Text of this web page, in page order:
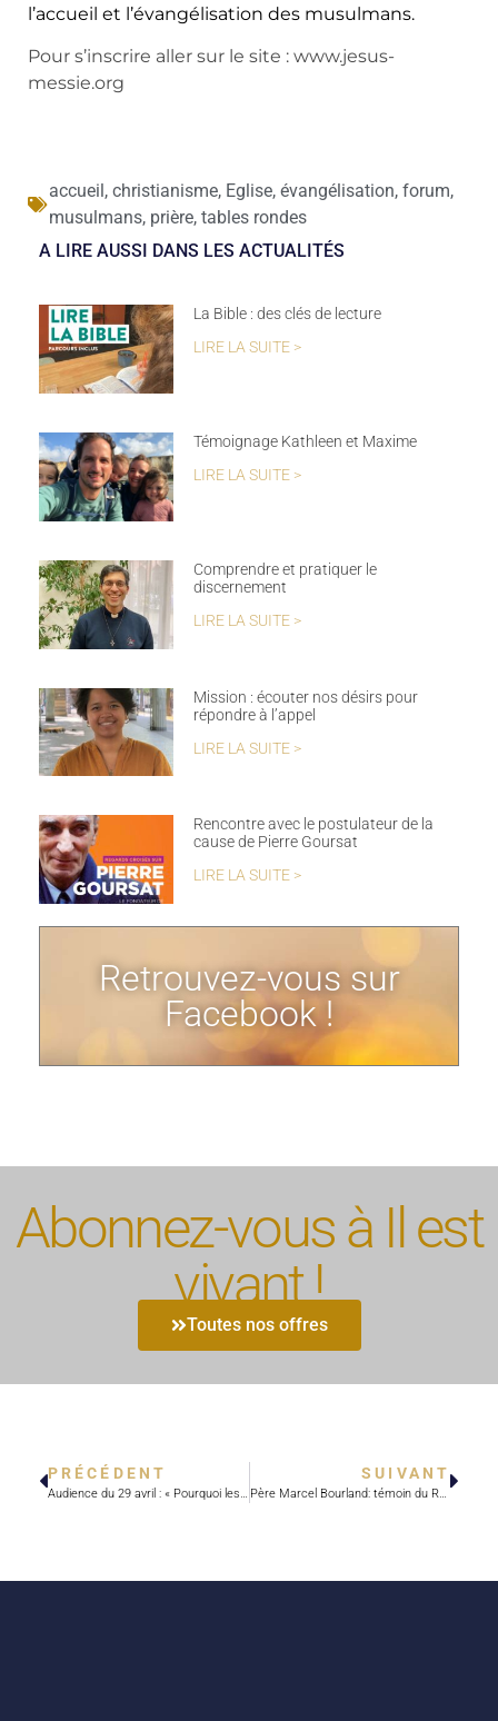
l’accueil et l’évangélisation des musulmans.
Pour s’inscrire aller sur le site : www.jesus-
messie.org
accueil, christianisme, Eglise, évangélisation, forum,
musulmans, prière, tables rondes
A LIRE AUSSI DANS LES ACTUALITÉS
La Bible : des clés de lecture
LIRE LA SUITE >
Témoignage Kathleen et Maxime
LIRE LA SUITE >
Comprendre et pratiquer le
discernement
LIRE LA SUITE >
Mission : écouter nos désirs pour
répondre à l’appel
LIRE LA SUITE >
Rencontre avec le postulateur de la
cause de Pierre Goursat
LIRE LA SUITE >
Retrouvez-vous sur
Facebook !
Abonnez-vous à Il est
vivant !
Toutes nos offres
PRÉCÉDENT
Audience du 29 avril : « Pourquoi les jeunes ne veulent-ils pas se marier? »
SUIVANT
Père Marcel Bourland: témoin du Renouveau en France